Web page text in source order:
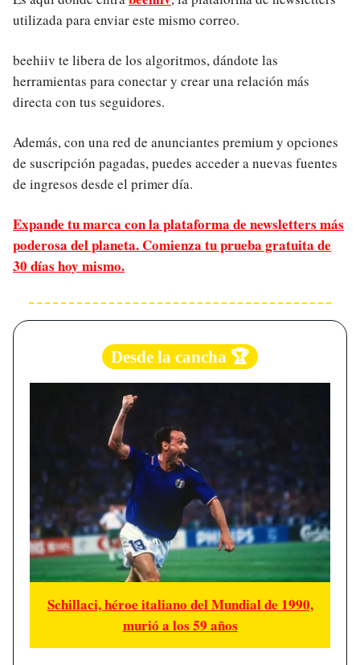
utilizada para enviar este mismo correo.
beehiiv te libera de los algoritmos, dándote las
herramientas para conectar y crear una relación más
directa con tus seguidores.
Además, con una red de anunciantes premium y opciones
de suscripción pagadas, puedes acceder a nuevas fuentes
de ingresos desde el primer día.
Expande tu marca con la plataforma de newsletters más
poderosa del planeta. Comienza tu prueba gratuita de
30 días hoy mismo.
Desde la cancha 🏆
Schillaci, héroe italiano del Mundial de 1990,
murió a los 59 años